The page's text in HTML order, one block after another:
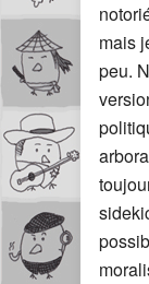
mais
peu.